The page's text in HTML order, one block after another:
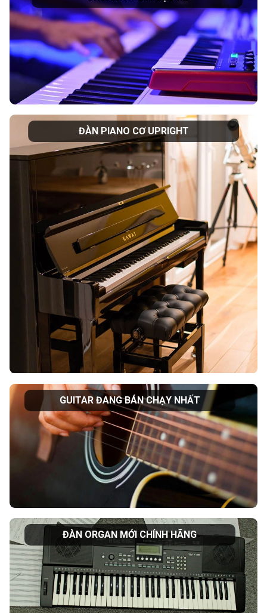
ĐÀN PIANO CƠ UPRIGHT
GUITAR ĐANG BÁN CHẠY NHẤT
ĐÀN ORGAN MỚI CHÍNH HÃNG